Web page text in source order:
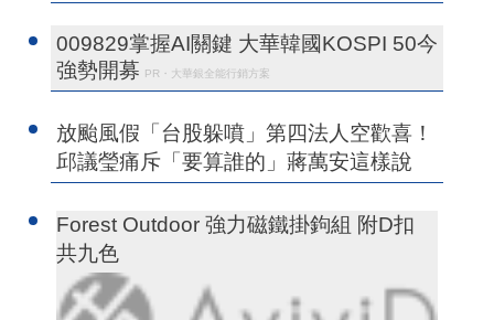
009829掌握AI關鍵 大華韓國KOSPI 50今
強勢開募 PR・大華銀全能行銷方案
放颱風假「台股躲噴」第四法人空歡喜！
邱議瑩痛斥「要算誰的」蔣萬安這樣說
Forest Outdoor 強力磁鐵掛鉤組 附D扣
共九色